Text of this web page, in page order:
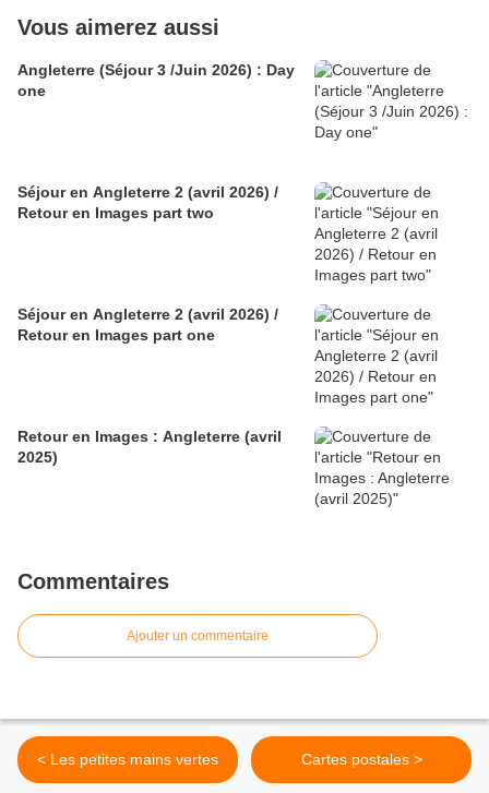
Vous aimerez aussi
Angleterre (Séjour 3 /Juin 2026) : Day
one
Séjour en Angleterre 2 (avril 2026) /
Retour en Images part two
Séjour en Angleterre 2 (avril 2026) /
Retour en Images part one
Retour en Images : Angleterre (avril
2025)
Commentaires
Ajouter un commentaire
< Les petites mains vertes Cartes postales >